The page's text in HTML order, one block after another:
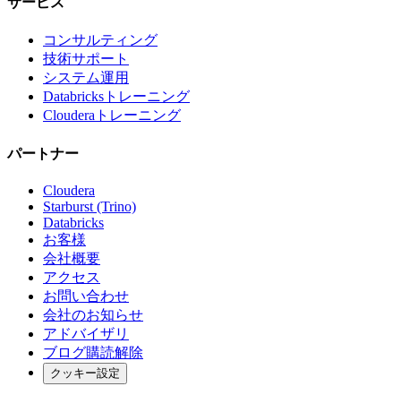
コンサルティング
技術サポート
システム運用
Databricksトレーニング
Clouderaトレーニング
パートナー
Cloudera
Starburst (Trino)
Databricks
お客様
会社概要
アクセス
お問い合わせ
会社のお知らせ
アドバイザリ
ブログ購読解除
クッキー設定